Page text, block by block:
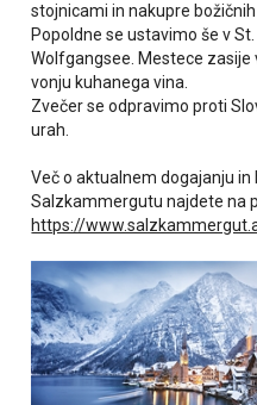
stojnicami in nakupre
Popoldne se ustavimo še v
Wolfgangsee. Mestece zasije
vonju kuhanega vina.
Zvečer se odpravimo proti
urah.
Več o aktualnem dogajanju in
Salzkammergutu najdete na
https://